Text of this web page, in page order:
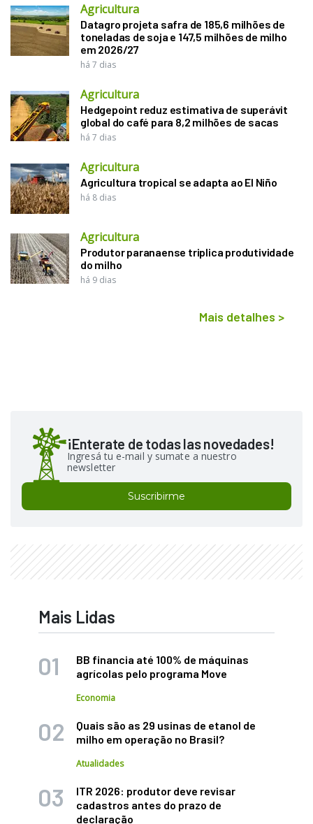
Agricultura
Datagro projeta safra de 185,6 milhões de
toneladas de soja e 147,5 milhões de milho
em 2026/27
há 7 dias
Agricultura
Hedgepoint reduz estimativa de superávit
global do café para 8,2 milhões de sacas
há 7 dias
Agricultura
Agricultura tropical se adapta ao El Niño
há 8 dias
Agricultura
Produtor paranaense triplica produtividade
do milho
há 9 dias
Mais detalhes >
¡Enterate de todas las novedades!
Ingresá tu e-mail y sumate a nuestro
newsletter
Suscribirme
Mais Lidas
BB financia até 100% de máquinas
agrícolas pelo programa Move
Economia
Quais são as 29 usinas de etanol de
milho em operação no Brasil?
Atualidades
ITR 2026: produtor deve revisar
cadastros antes do prazo de
declaração